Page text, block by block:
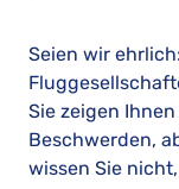
Seien wir
Sie zeigen
Beschwerden,
wissen Sie